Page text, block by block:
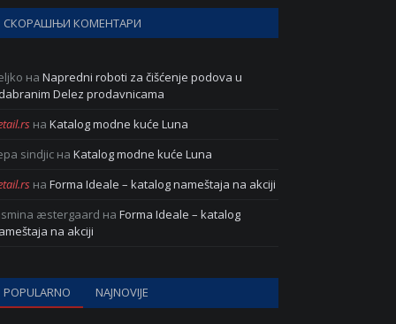
СКОРАШЊИ КОМЕНТАРИ
на Napredni roboti za čišćenje podova u
Delez prodavnicama
на Katalog modne kuće Luna
sindjic на Katalog modne kuće Luna
на Forma Ideale – katalog nameštaja na akciji
æstergaard на Forma Ideale – katalog
na akciji
POPULARNO NAJNOVIJE